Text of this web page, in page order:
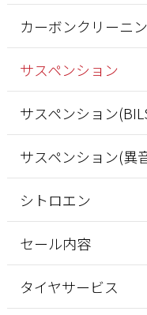
カーボンクリーニ
サスペンション
サスペンション
サスペンション(異
シトロエン
セール内容
タイヤサービス